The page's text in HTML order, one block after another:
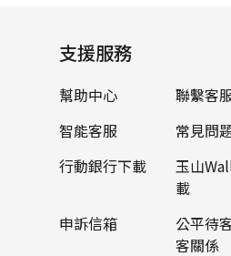
支援服務
幫助中心
聯繫客
智能客服
常見問
行動銀行下載
玉山
載
申訴信箱
公平待
客關係